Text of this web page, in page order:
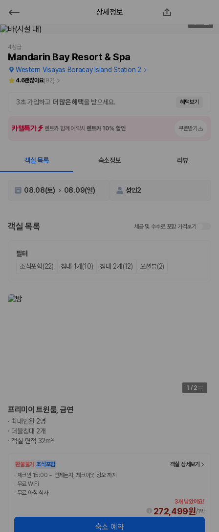
Mandarin Bay Resort & Spa
2000만 이용고객이 선택한 제주 렌트카 가격비교 플랫폼
제주렌트카 가격비교는 카모아에서 한 번에
제주도 렌트카는 업체마다 차량 가격, 보험 조건, 면책금, 보상 한도, 인수
장소, 취소 규정이 다릅니다. 카모아는 여러 제주 렌트카 업체의 조건을 한
업체별 가격비교:
제주 렌트카 업체별 실시간 예약 가능 차량과 요금
차종별 최저가 비교:
인원에 맞는 차종별 가격을 비교합니다.
보험 조건 비교:일반자차, 완전자차, 슈퍼자차의 면책금과 보상 한
확인합니다.
실시간 예약:
제주렌트카 최저가는 차량 기본요금만으로 판단하기 어렵습니다. 보험 포
함 여부, 면책금, 보상 한도, 옵션 비용, 취소 수수료를 함께 확인해야 실제
로 저렴한 차량을 고를 수 있습니다.
2. 보험 조건은 가격만큼 중요합니다
완전자차와 슈퍼자차는 업체별 보장 범위가 다를 수 있습니다. 카모아에서
수준을 선택할 수 있습니다.
3. 제주공항 접근성과 셔틀 조건을 함께 확인하세요
제주 렌트카는 차량 인수 위치와 셔틀 편의성에 따라 실제 이용 만족도가
달라집니다. 공항에서 렌트카 사무실까지의 이동 조건을 가격과 함께 비교
하는 것이 좋습니다.
상세정보
4성급
Mandarin Bay Resort & Spa
Western Visayas Boracay Island Station 2
4.6괜찮아요(92)
3초 가입하고 더 많은 혜택을 받으세요. 혜택보기
카텔특가 렌트카 함께 예약시렌트카 10% 할인 쿠폰받기
객실 목록 숙소정보 리뷰
08.08(토) 08.09(일) 성인2
객실 목록 세금 및 수수료 포함 가격보기
필터
조식포함(22)
침대 1개(10) 침대 2개(12) 오션뷰(2)
1 / 2
프리미어 트윈룸, 금연
· 최대인원 2명
· 더블침대 2개
·객실 면적 32m²
환불불가 조식포함
객실 상세보기
· 체크인 15:00 ~ 언제든지, 체크아웃 정오 까지
· 무료 WiFi
· 무료 아침 식사
3개 남았어요!
272,499원/1박
숙소 예약